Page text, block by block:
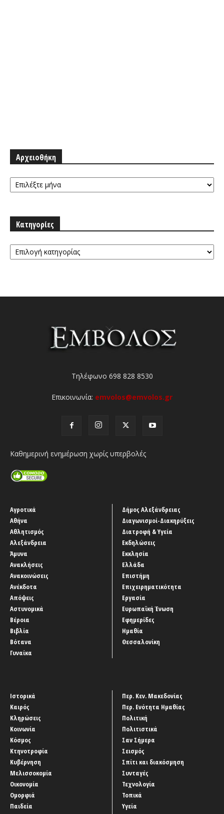
Αρχειοθήκη
Αρχειοθήκη
Κατηγορίες
Κατηγορίες
Τηλέφωνο 698 828 8530
Επικοινωνία: emvolos@emvolos.gr
Καθημερινή ενημέρωση χωρίς υπερβολές
Αγροτικά
Αθήνα
Αθλητισμός
Αλεξάνδρεια
Άμυνα
Ανακλήσεις
Ανακοινώσεις
Ανέκδοτα
Απόψεις
Αστυνομικά
Βέροια
Βιβλία
Βότανα
Γυναίκα
Δήμος Αλεξάνδρειας
Διαγωνισμοί-Διακηρύξεις
Διατροφή & Υγεία
Εκδηλώσεις
Εκκλησία
Ελλάδα
Επιστήμη
Επιχειρηματικότητα
Εργασία
Ευρωπαϊκή Ένωση
Εφημερίδες
Ημαθία
Θεσσαλονίκη
Ιστορικά
Καιρός
Κληρώσεις
Κοινωνία
Κόσμος
Κτηνοτροφία
Κυβέρνηση
Μελισσοκομία
Οικονομία
Ομορφιά
Παιδεία
Περ. Κεν. Μακεδονίας
Περ. Ενότητα Ημαθίας
Πολιτική
Πολιτιστικά
Σαν Σήμερα
Σεισμός
Σπίτι και διακόσμηση
Συνταγές
Τεχνολογία
Τοπικά
Υγεία